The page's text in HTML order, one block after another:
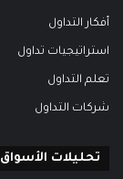
أفكار التداول
استراتيجيات تداول
تعلم التداول
شركات التداول
تحليلات الأسواق